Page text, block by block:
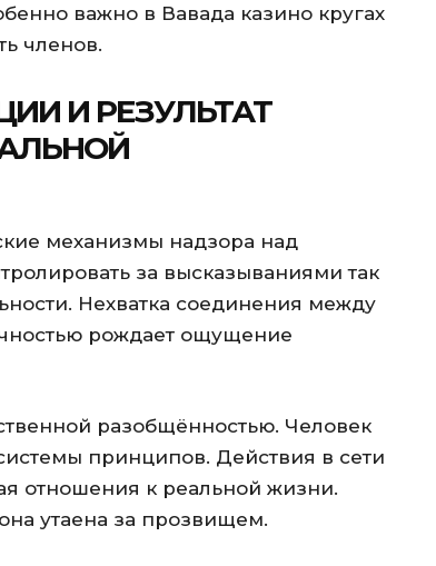
важно в Вавада казино кругах
членов.
И РЕЗУЛЬТАТ
механизмы надзора над
за высказываниями так
Нехватка соединения между
рождает ощущение
разобщённостью. Человек
принципов. Действия в сети
отношения к реальной жизни.
утаена за прозвищем.